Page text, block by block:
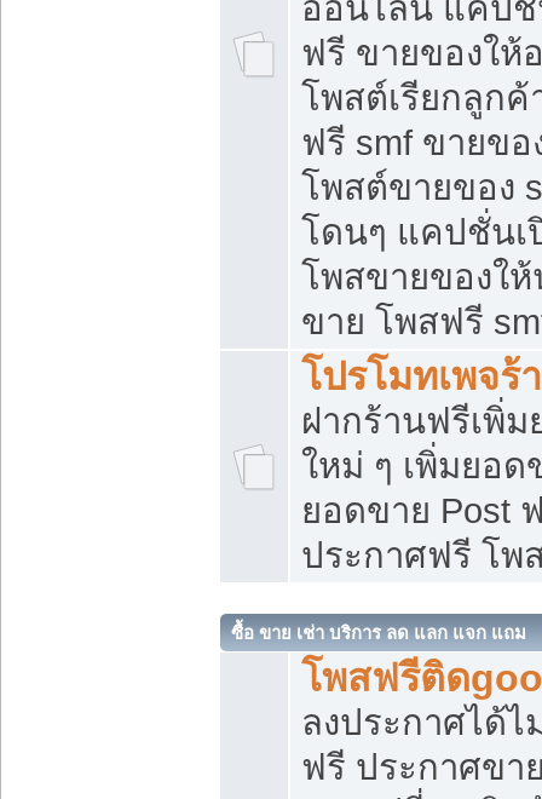
ออนไลน์ แคป
ฟรี ขายของให้
โพสต์เรียกลูกค้
ฟรี smf ขายขอ
โพสต์ขายของ
โดนๆ แคปชั่นเ
โพสขายของใ
ขาย โพสฟรี
โปรโมทเพจร้
ฝากร้านฟรีเพิ่
ใหม่ ๆ เพิ่มยอด
ยอดขาย Post
ประกาศฟรี โพ
ซื้อ ขาย เช่า บริการ ลด แลก แจก แถม
โพสฟรีติด
ลงประกาศได้
ฟรี ประกาศข